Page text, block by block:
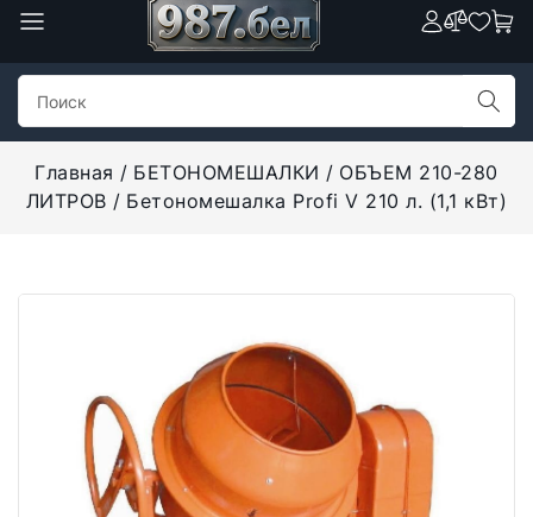
Главная БЕТОНОМЕШАЛКИ
ОБЪЕМ 210-280
ЛИТРОВ
Бетономешалка Profi V 210 л. (1,1 кВт)